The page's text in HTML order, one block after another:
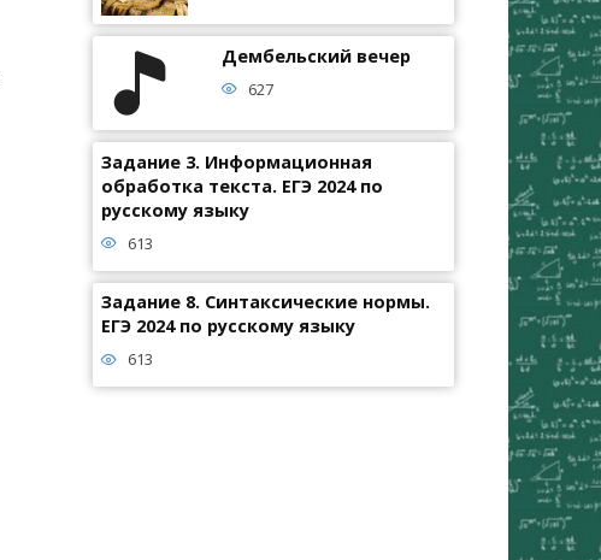
Дембельский вечер
627
Задание 3. Информационная
обработка текста. ЕГЭ 2024 по
русскому языку
613
Задание 8. Синтаксические нормы.
ЕГЭ 2024 по русскому языку
613